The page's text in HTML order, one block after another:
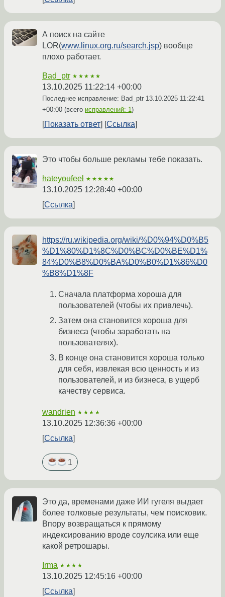
А поиск на сайте
LOR(www.linux.org.ru/search.jsp) вообще
плохо работает.
Bad_ptr ★★★★★
13.10.2025 11:22:14 +00:00
Последнее исправление: Bad_ptr 13.10.2025 11:22:41
+00:00 (всего исправлений: 1)
Показать ответ Ссылка
Это чтобы больше рекламы тебе показать.
hateyoufeel ★★★★★
13.10.2025 12:28:40 +00:00
Ссылка
https://ru.wikipedia.org/wiki/%D0%94%D0%B5
%D1%80%D1%8C%D0%BC%D0%BE%D1%
84%D0%B8%D0%BA%D0%B0%D1%86%D0
%B8%D1%8F
Сначала платформа хороша для
пользователей (чтобы их привлечь).
Затем она становится хороша для
бизнеса (чтобы заработать на
пользователях).
В конце она становится хороша только
для себя, извлекая всю ценность и из
пользователей, и из бизнеса, в ущерб
качеству сервиса.
wandrien ★★★★
13.10.2025 12:36:36 +00:00
Ссылка
1
Это да, временами даже ИИ гугеля выдает
более толковые результаты, чем поисковик.
Впору возвращаться к прямому
индексированию вроде соулсика или еще
какой ретрошары.
Irma ★★★★
13.10.2025 12:45:16 +00:00
Ссылка